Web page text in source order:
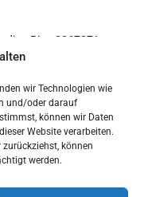
wir Technologien wie
und/oder darauf
können wir Daten
Website verarbeiten.
können
werden.
Ring 3367071
Mail: